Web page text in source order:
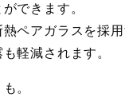
できます。
ペアガラスを採用
軽減されます。
。